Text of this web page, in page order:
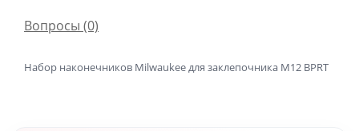
Вопросы (0)
Набор наконечников Milwaukee для заклепочника M12 BPRT